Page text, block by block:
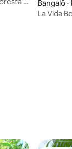
Bangalô
La Vida